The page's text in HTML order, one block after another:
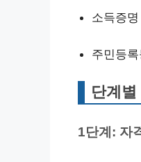
소득증
주민등
단계
1단계: 자